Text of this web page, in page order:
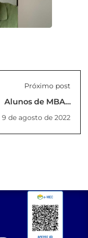
Próximo post
Alunos de MBA's
participam do
Laboratório de
Oratória
9 de agosto de 2022